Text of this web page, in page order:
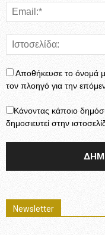
Αποθήκευσε το όνομά
τον πλοηγό για την
Κάνοντας κάποιο
δημοσιευτεί στην
Newsletter